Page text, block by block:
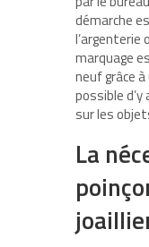
démarche
l’argenterie
marquage
neuf grâce
possible
sur les
La